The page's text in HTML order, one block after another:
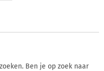
Ben je op zoek naar